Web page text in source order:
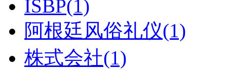
ISBP(1)
阿根廷风俗礼仪(1)
株式会社(1)